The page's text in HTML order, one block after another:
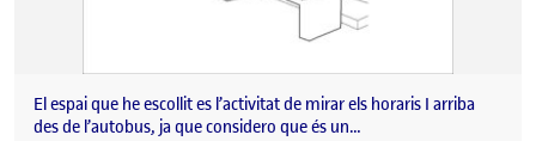
El espai que he escollit es l’activitat de mirar els horaris I arriba
des de l’autobus, ja que considero que és un…